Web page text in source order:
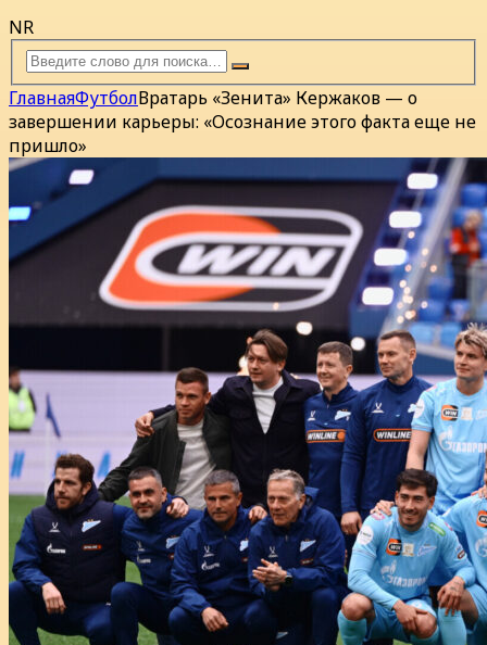
NR
ГлавнаяФутболВратарь «Зенита» Кержаков — о
завершении карьеры: «Осознание этого факта еще не
пришло»